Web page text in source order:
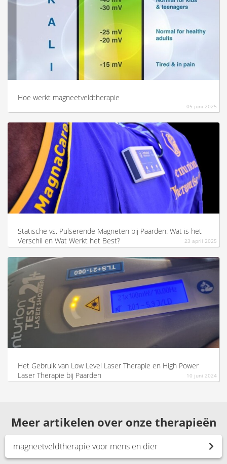
Hoe werkt magneetveldtherapie
05 juni 2025
Statische vs. Pulserende Magneten bij Paarden: Wat is het
Verschil en Wat Werkt het Best?
23 april 2025
Het Gebruik van Low Level Laser Therapie en High Power
Laser Therapie bij Paarden
10 juni 2024
Meer artikelen over onze therapieën
magneetveldtherapie voor mens en dier